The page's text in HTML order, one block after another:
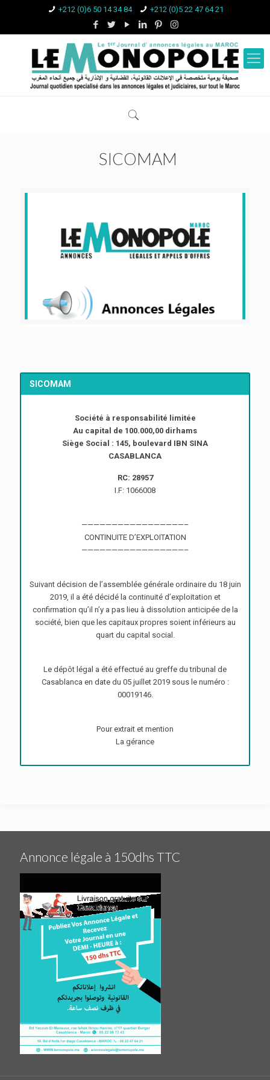
+212 (0)6 50 14 34 84 +212 (0)5 22 47 64 21
SICOMAM
SICOMAM
Société à responsabilité limitée
Au capital de 100.000,00 dirhams
Siège Social : 145, boulevard IBN SINA
CASABLANCA
RC: 28957
I.F: 1066008
—————————————————–
CONTINUITE D’EXPLOITATION
—————————————————–
Suivant décision de l’assemblée générale ordinaire du 18 juin
2019, il a été décidé la continuité d’exploitation et
confirmation qu’il n’y a pas lieu à dissolution anticipée de la
société, bien que les capitaux propres soient inférieurs au
quart du capital social.
Le dépôt légal a été effectué au greffe du tribunal de
Casablanca en date du 05 juillet 2019 sous le numéro :
00019146.
Pour extrait et mention
La gérance
Annonce légale à 150dhs TTC